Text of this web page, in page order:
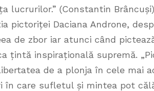
lucrurilor.” (Constantin
pictoriței Daciana Androne,
de zbor iar atunci când
țintă inspirațională supremă.
de a plonja în cele mai
în care sufletul și mintea pot